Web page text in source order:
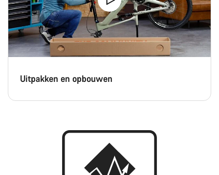
Uitpakken en opbouwen